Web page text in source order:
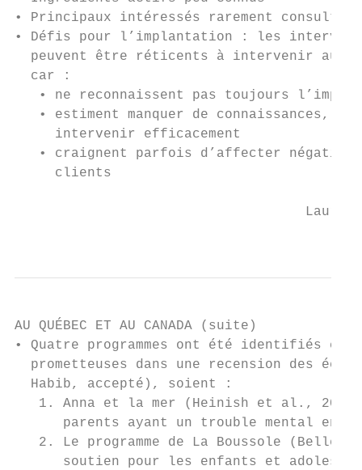
• Principaux intéressés rarement consultés
• Défis pour l’implantation : les
peuvent être réticents à intervenir
  car :
• ne reconnaissent pas toujours
• estiment manquer de connaissances, de
     intervenir efficacement
• craignent parfois d’affecter
     clients
AU QUÉBEC ET AU CANADA (suite)
• Quatre programmes ont été identifiés
prometteuses dans une recension des
  Habib, accepté), soient :
1. Anna et la mer (Heinish et al.,
parents ayant un trouble mental en
2. Le programme de La Boussole
soutien pour les enfants et